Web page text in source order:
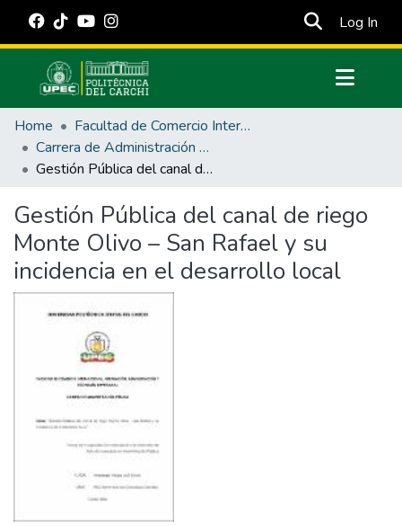
Log In
Communities & Collections
All of DSpace
Statistics
Estadísticas Externas
Manuales
Home
Facultad de Comercio Internacional, Integración, Administración y Economía Empresarial
Carrera de Administración Pública
Gestión Pública del canal de riego Monte Olivo – San Rafael y su incidencia en el desarrollo local
Gestión Pública del canal de riego
Monte Olivo – San Rafael y su
incidencia en el desarrollo local